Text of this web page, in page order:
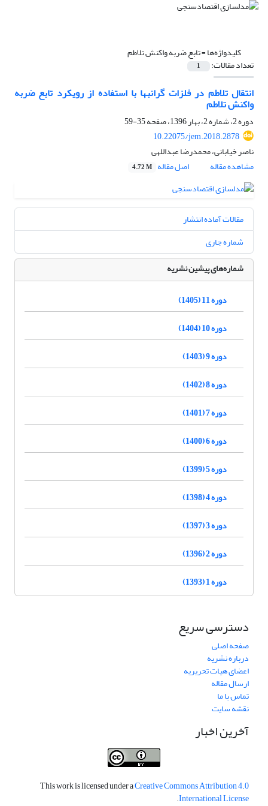
کلیدواژه‌ها =تابع ضربه واکنش تلاطم
تعداد مقالات: 1
انتقال تلاطم در فلزات گرانبها با استفاده از رویکرد تابع ضربه
واکنش تلاطم
دوره 2، شماره 2، بهار 1396، صفحه
35-59
10.22075/jem.2018.2878
ناصر خیابانی، محمدرضا عبداللهی
مشاهده مقاله
اصل مقاله 4.72 M
مقالات آماده انتشار
شماره جاری
شماره‌های پیشین نشریه
دوره 11 (1405)
دوره 10 (1404)
دوره 9 (1403)
دوره 8 (1402)
دوره 7 (1401)
دوره 6 (1400)
دوره 5 (1399)
دوره 4 (1398)
دوره 3 (1397)
دوره 2 (1396)
دوره 1 (1393)
دسترسی سریع
صفحه اصلی
درباره نشریه
اعضای هیات تحریریه
ارسال مقاله
تماس با ما
نقشه سایت
آخرین اخبار
This work is licensed under aCreative Commons Attribution 4.0
International License
.